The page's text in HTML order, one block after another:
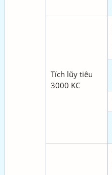
Tích lũy tiêu
3000 KC